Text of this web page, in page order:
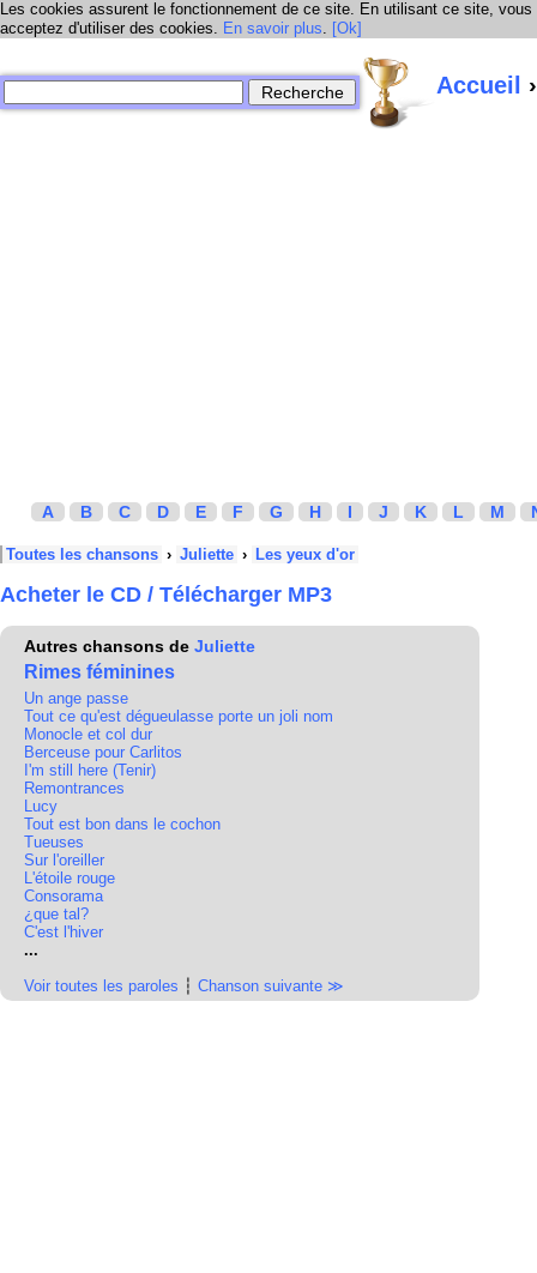
Les cookies assurent le fonctionnement de ce site. En utilisant ce site, vous
acceptez d'utiliser des cookies. En savoir plus. [Ok]
Accueil
A B C D E F G H I J K L M
Toutes les chansons › Juliette › Les yeux d'or
Acheter le CD / Télécharger MP3
Autres chansons de Juliette
Rimes féminines
Un ange passe
Tout ce qu'est dégueulasse porte un joli nom
Monocle et col dur
Berceuse pour Carlitos
I'm still here (Tenir)
Remontrances
Lucy
Tout est bon dans le cochon
Tueuses
Sur l'oreiller
L'étoile rouge
Consorama
¿que tal?
C'est l'hiver
...
Voir toutes les paroles ┆ Chanson suivante ≫